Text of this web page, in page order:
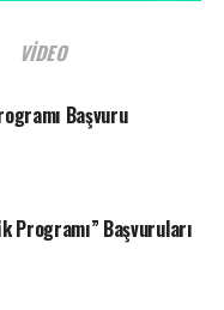
kısa sınavlar,
etkinlikleri, ÖYS
sınavı gibi
tarafından
VIDEO
Başvuru
Programı” Başvuruları